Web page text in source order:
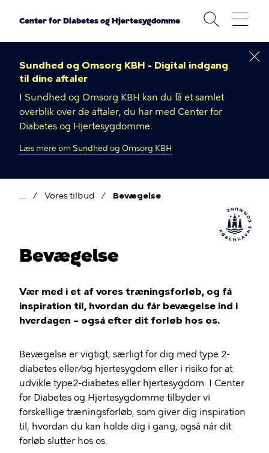
Center for Diabetes og Hjertesygdomme
Sundhed og Omsorg KBH - Digital indgang
til dine aftaler
I Sundhed og Omsorg KBH kan du få et samlet
overblik over de aftaler, du har med Center for
Diabetes og Hjertesygdomme.
Læs mere om Sundhed og Omsorg KBH
Vores tilbud Bevægelse
Bevægelse
Vær med i et af vores træningsforløb, og få
inspiration til, hvordan du får bevægelse ind i
hverdagen – også efter dit forløb hos os.
Bevægelse er vigtigt, særligt for dig med type 2-
diabetes eller/og hjertesygdom eller i risiko for at
udvikle type2-diabetes eller hjertesygdom. I Center
for Diabetes og Hjertesygdomme tilbyder vi
forskellige træningsforløb, som giver dig inspiration
til, hvordan du kan holde dig i gang, også når dit
forløb slutter hos os.